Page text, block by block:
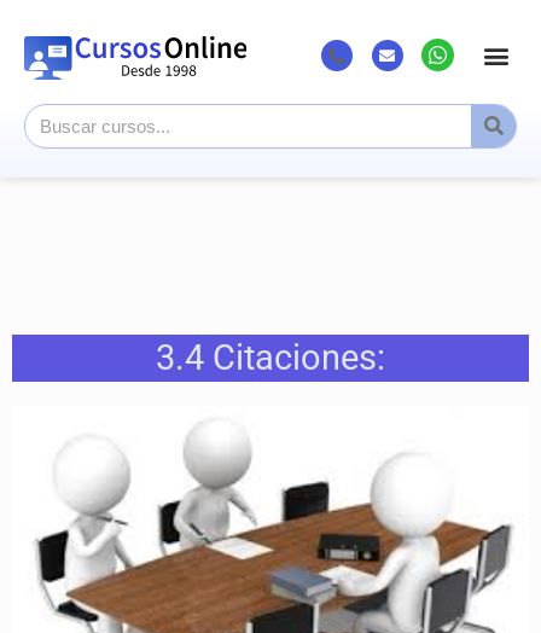
3.4 Citaciones: